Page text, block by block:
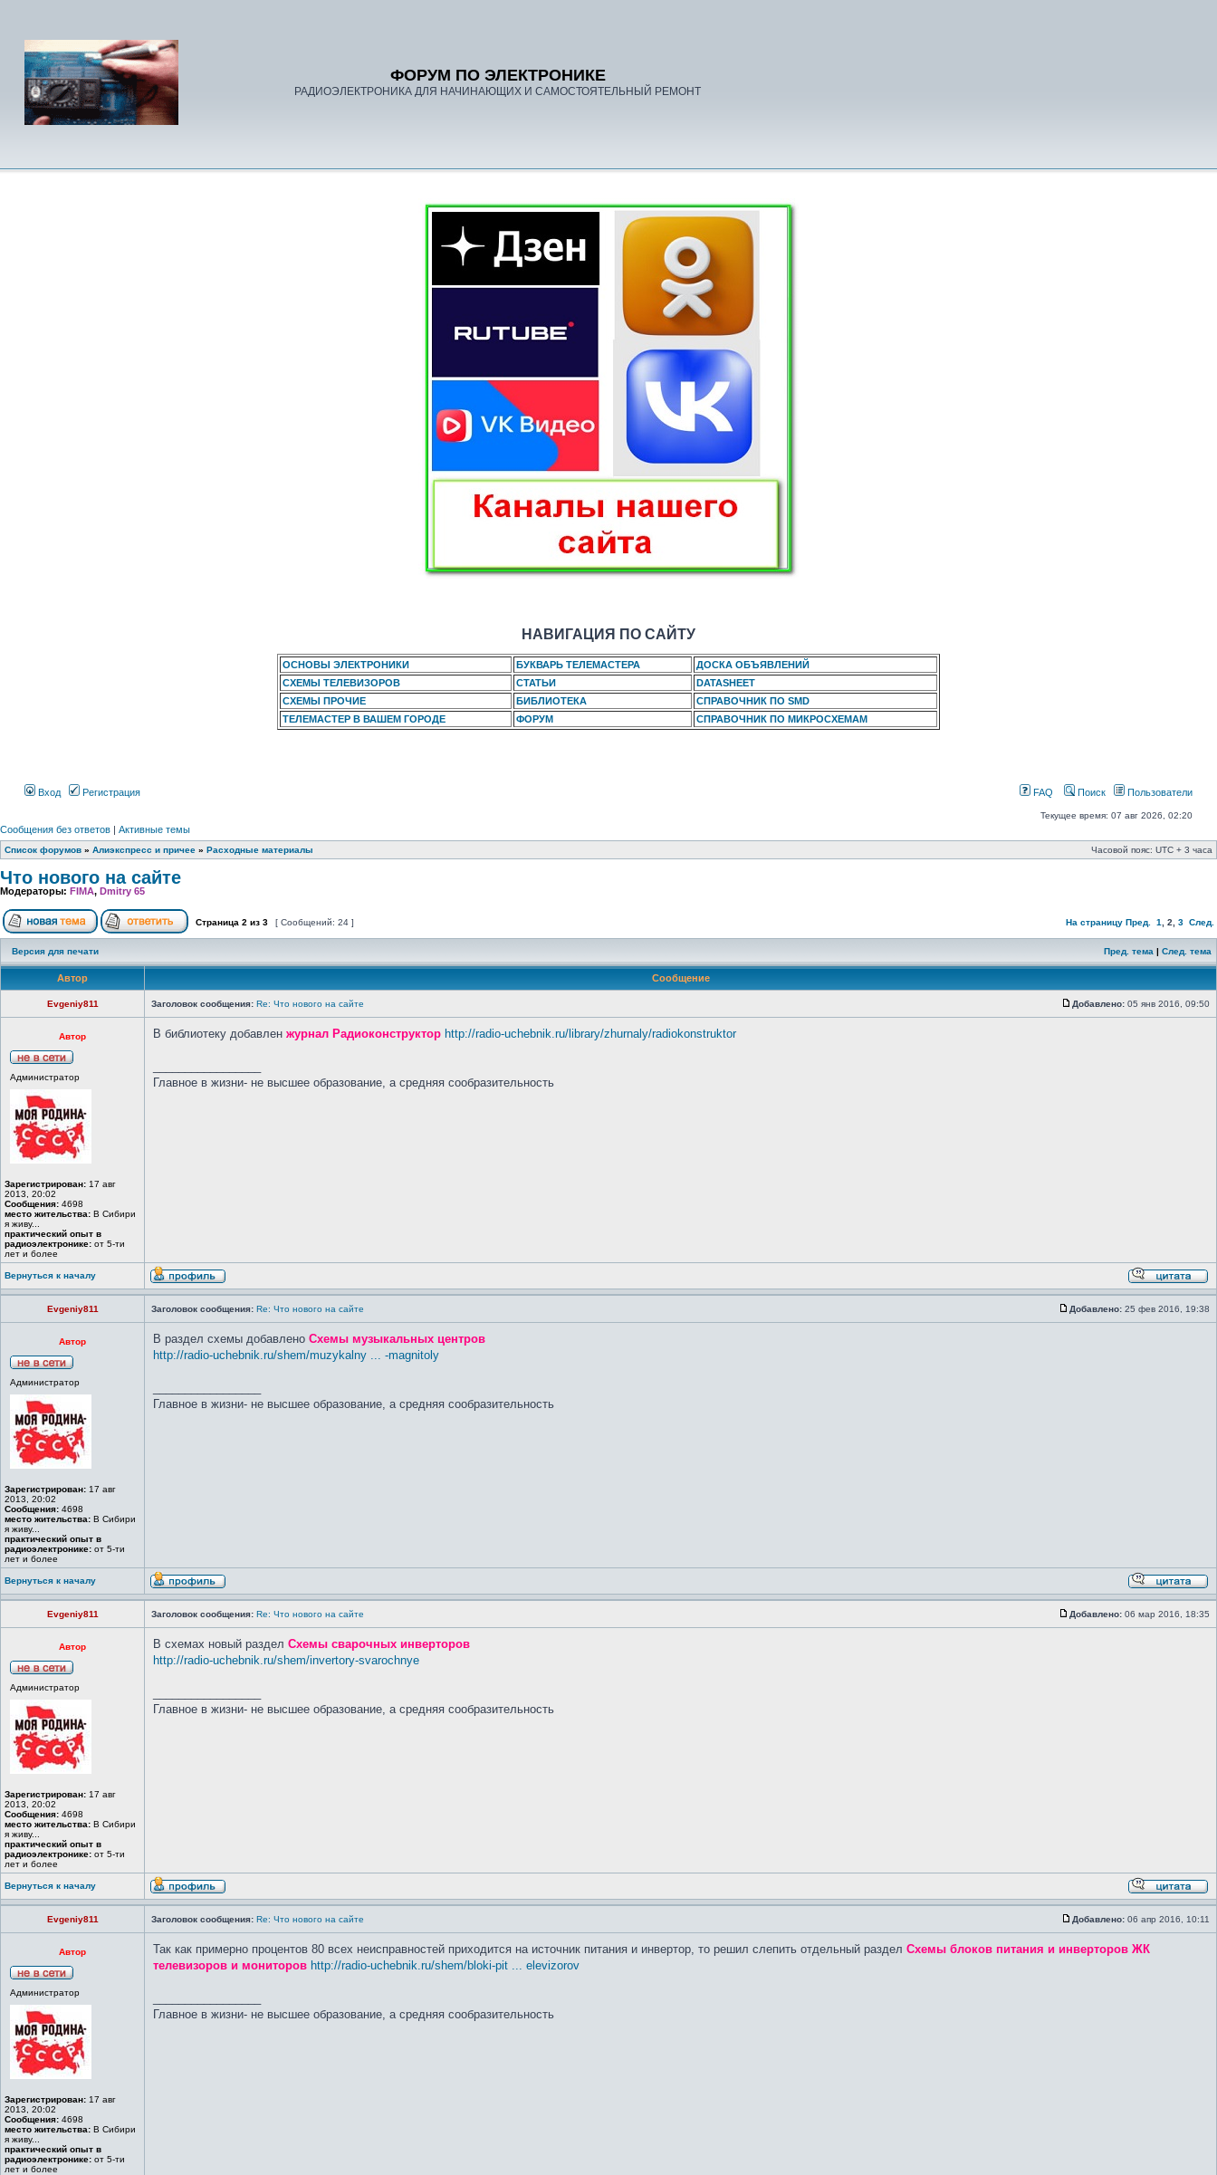
ФОРУМ ПО ЭЛЕКТРОНИКЕ
РАДИОЭЛЕКТРОНИКА ДЛЯ НАЧИНАЮЩИХ И САМОСТОЯТЕЛЬНЫЙ РЕМОНТ
НАВИГАЦИЯ ПО САЙТУ
ОСНОВЫ ЭЛЕКТРОНИКИ БУКВАРЬ ТЕЛЕМАСТЕРА
ДОСКА ОБЪЯВЛЕНИЙ
СХЕМЫ ТЕЛЕВИЗОРОВ
СТАТЬИ
DATASHEET
СХЕМЫ ПРОЧИЕ
БИБЛИОТЕКА
СПРАВОЧНИК ПО SMD
ТЕЛЕМАСТЕР В ВАШЕМ ГОРОДЕ
ФОРУМ СПРАВОЧНИК ПО МИКРОСХЕМАМ
Вход Регистрация FAQ Поиск Пользователи
Текущее время: 07 авг 2026, 02:20
Сообщения без ответов | Активные темы
Список форумов » Алиэкспресс и причее » Расходные материалы Часовой пояс: UTC + 3 часа
Что нового на сайте
Модераторы: FIMA, Dmitry 65
Страница 2 из 3 [ Сообщений: 24 ] На страницу Пред. 1 2 3 След.
Версия для печати Пред. тема | След. тема
Автор Сообщение
Evgeniy811 Заголовок сообщения: Re: Что нового на сайте Добавлено: 05 янв 2016, 09:50
Автор
Администратор
Зарегистрирован: 17 авг
2013, 20:02
Сообщения: 4698
место жительства: В Сибири
я живу...
практический опыт в
радиоэлектронике: от 5-ти
лет и более
В библиотеку добавлен журнал Радиоконструктор http://radio-uchebnik.ru/library/zhurnaly/radiokonstruktor
Главное в жизни- не высшее образование, а средняя сообразительность
Вернуться к началу
Evgeniy811 Заголовок сообщения: Re: Что нового на сайте Добавлено: 25 фев 2016, 19:38
Автор
Администратор
Зарегистрирован: 17 авг
2013, 20:02
Сообщения: 4698
место жительства: В Сибири
я живу...
практический опыт в
радиоэлектронике: от 5-ти
лет и более
В раздел схемы добавлено Схемы музыкальных центров
http://radio-uchebnik.ru/shem/muzykalny ... -magnitoly
Главное в жизни- не высшее образование, а средняя сообразительность
Вернуться к началу
Evgeniy811 Заголовок сообщения: Re: Что нового на сайте Добавлено: 06 мар 2016, 18:35
Автор
Администратор
Зарегистрирован: 17 авг
2013, 20:02
Сообщения: 4698
место жительства: В Сибири
я живу...
практический опыт в
радиоэлектронике: от 5-ти
лет и более
В схемах новый раздел Схемы сварочных инверторов
http://radio-uchebnik.ru/shem/invertory-svarochnye
Главное в жизни- не высшее образование, а средняя сообразительность
Вернуться к началу
Evgeniy811 Заголовок сообщения: Re: Что нового на сайте Добавлено: 06 апр 2016, 10:11
Автор
Администратор
Зарегистрирован: 17 авг
2013, 20:02
Сообщения: 4698
место жительства: В Сибири
я живу...
практический опыт в
радиоэлектронике: от 5-ти
лет и более
Так как примерно процентов 80 всех неисправностей приходится на источник питания и инвертор, то решил слепить отдельный раздел Схемы блоков питания и инверторов ЖК
телевизоров и мониторов http://radio-uchebnik.ru/shem/bloki-pit ... elevizorov
Главное в жизни- не высшее образование, а средняя сообразительность